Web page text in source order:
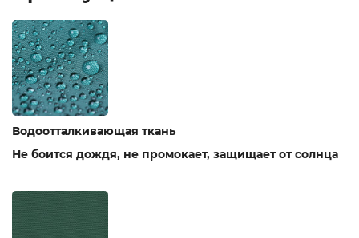
Водоотталкивающая ткань
Не боится дождя, не промокает, защищает от солнца